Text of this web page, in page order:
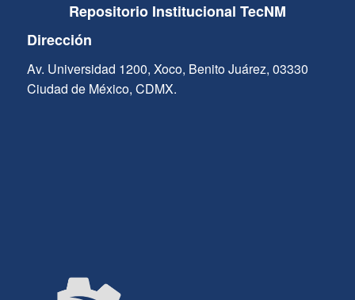
Repositorio Institucional TecNM
Dirección
Av. Universidad 1200, Xoco, Benito Juárez, 03330
Ciudad de México, CDMX.